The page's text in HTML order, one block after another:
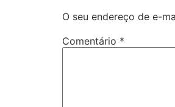
O seu endereço de e-
Comentário *